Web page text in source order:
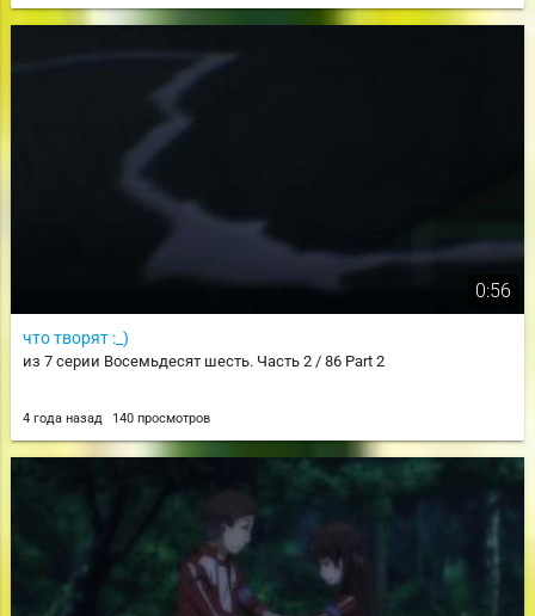
0:56
что творят :_)
из 7 серии Восемьдесят шесть. Часть 2 / 86 Part 2
4 года назад 140 просмотров